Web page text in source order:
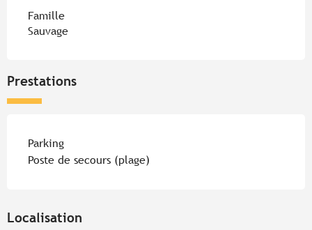
Famille
Sauvage
Prestations
Parking
Poste de secours (plage)
Localisation